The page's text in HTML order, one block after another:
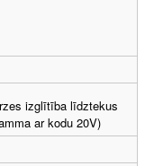
izglītība līdztekus
ar kodu 20V)